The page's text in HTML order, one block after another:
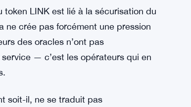
: le réseau tourne à plein régime, les
mais le token, lui, fait son truc dans
mais c’est souvent le cas.
la Coupe du Monde atteignent